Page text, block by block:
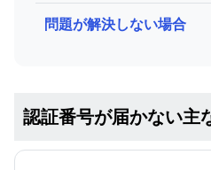
問題が解決しない場合
認証番号が届かない主